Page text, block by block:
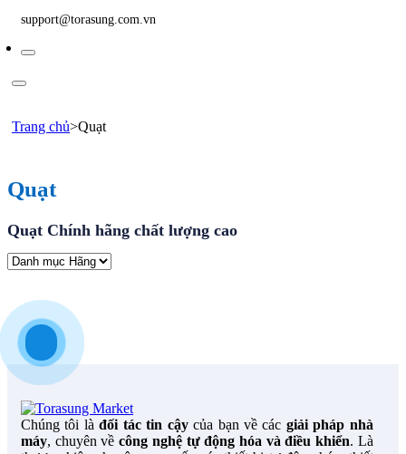
support@torasung.com.vn
Trang chủ>Quạt
Quạt
Quạt Chính hãng chất lượng cao
Chúng tôi làđối tác tin cậycủa bạn về các giải pháp nhà
máy, chuyên vềcông nghệ tự động hóa và điều khiển. Là